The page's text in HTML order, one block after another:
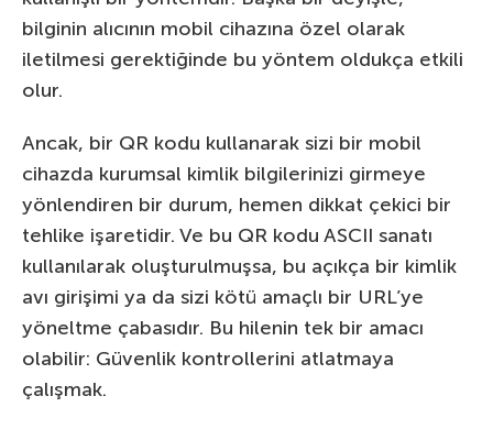
bilginin alıcının mobil cihazına özel olarak
iletilmesi gerektiğinde bu yöntem oldukça etkili
olur.
Ancak, bir QR kodu kullanarak sizi bir mobil
cihazda kurumsal kimlik bilgilerinizi girmeye
yönlendiren bir durum, hemen dikkat çekici bir
tehlike işaretidir. Ve bu QR kodu ASCII sanatı
kullanılarak oluşturulmuşsa, bu açıkça bir kimlik
avı girişimi ya da sizi kötü amaçlı bir URL’ye
yöneltme çabasıdır. Bu hilenin tek bir amacı
olabilir: Güvenlik kontrollerini atlatmaya
çalışmak.